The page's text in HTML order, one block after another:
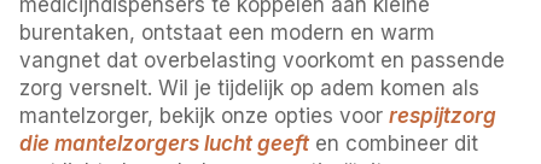
burentaken, ontstaat een modern en warm
vangnet dat overbelasting voorkomt en passende
zorg versnelt. Wil je tijdelijk op adem komen als
mantelzorger, bekijk onze opties voorrespijtzorg
die mantelzorgers lucht geeften combineer dit